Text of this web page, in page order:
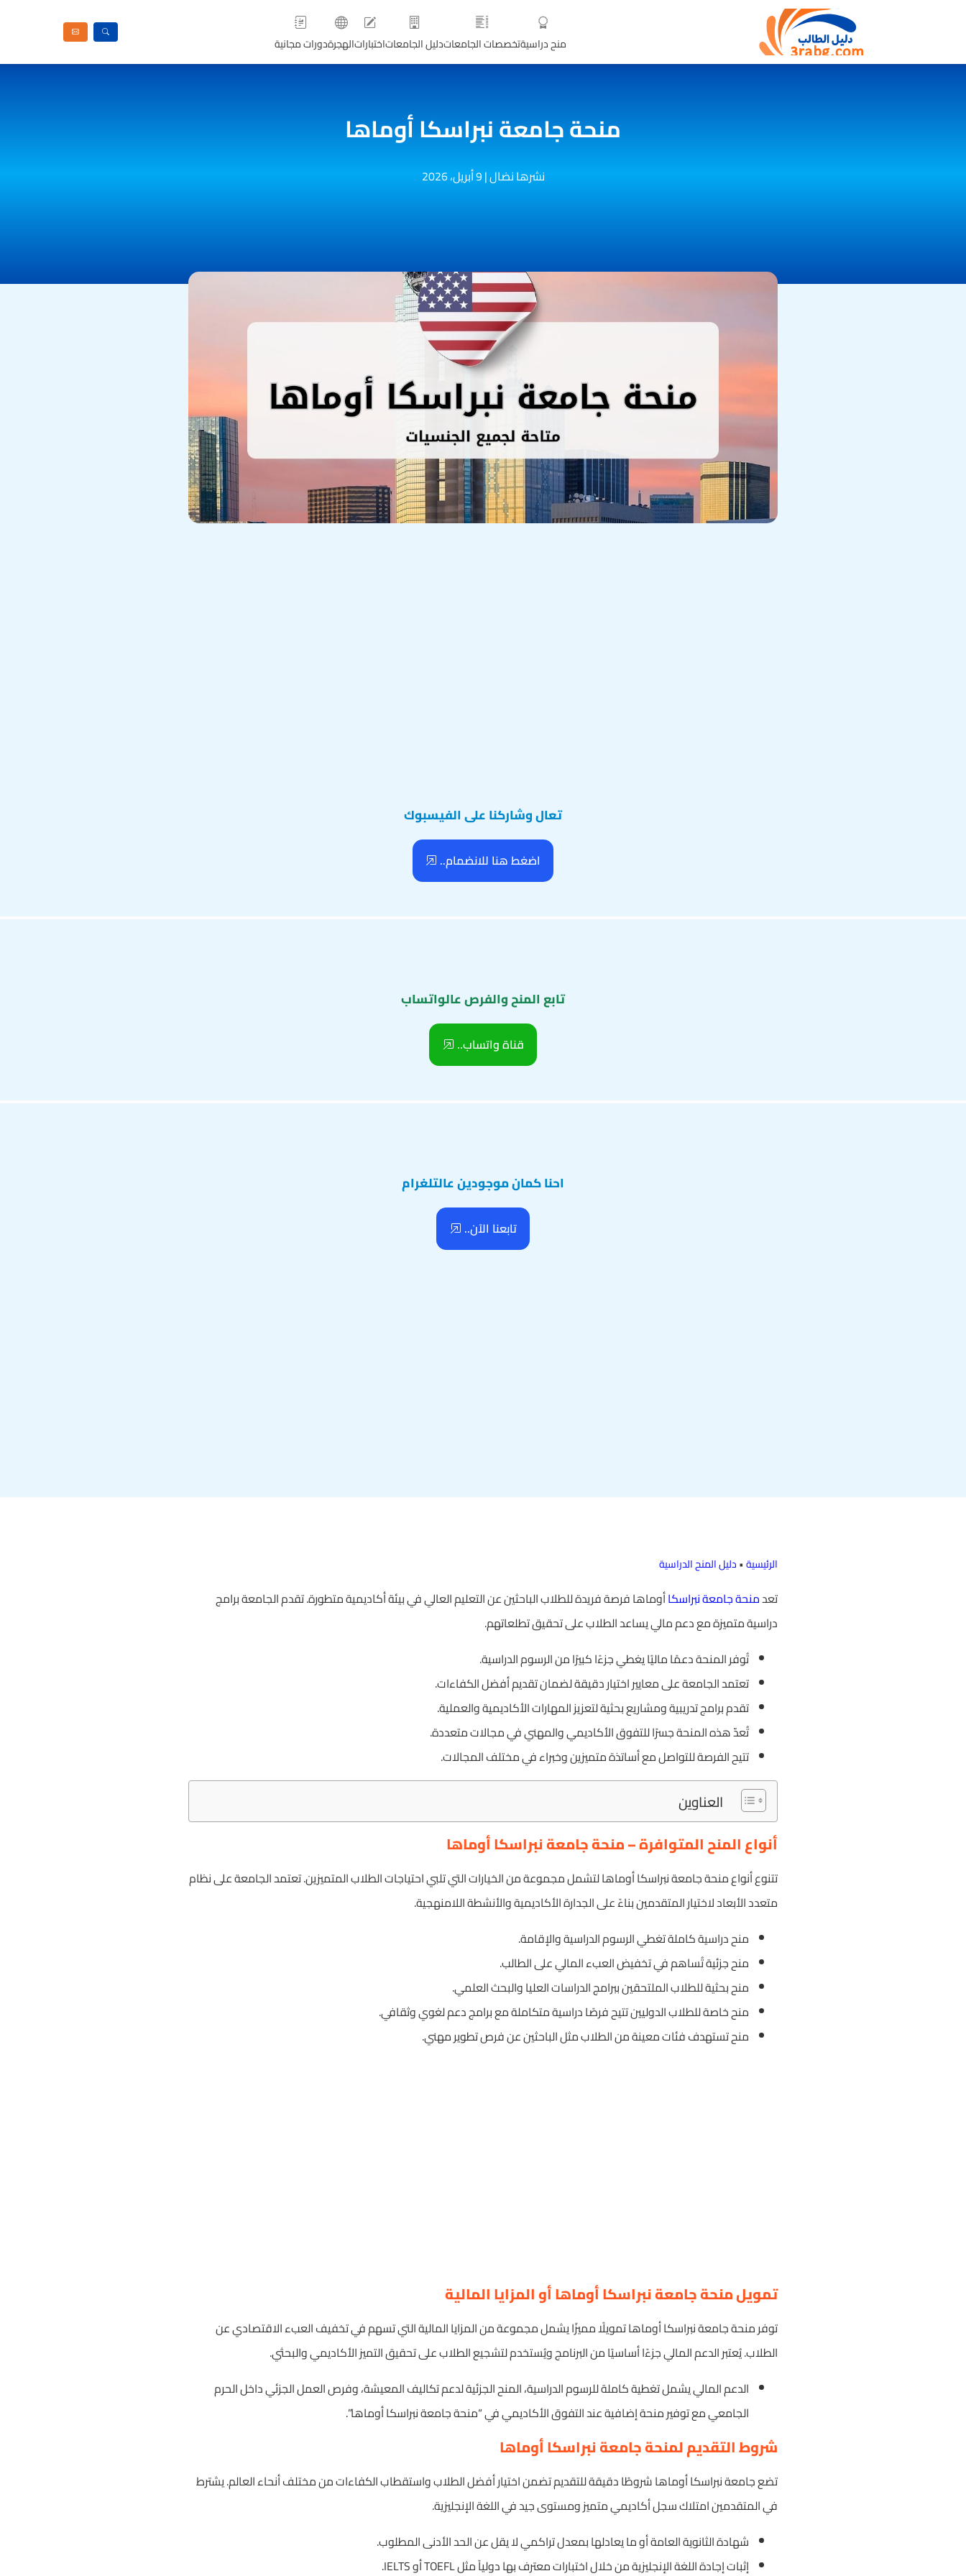
منح دراسيةتخصصات الجامعاتدليل الجامعاتاختباراتالهجرةدورات مجانية
منحة جامعة نبراسكا أوماها
نشرها نضال|9 أبريل، 2026
تعال وشاركنا على الفيسبوك
اضغط هنا للانضمام..
تابع المنح والفرص عالواتساب
قناة واتساب..
احنا كمان موجودين عالتلغرام
تابعنا الآن..
الرئيسية•دليل المنح الدراسية
تعدمنحة جامعة نبراسكاأوماها فرصة فريدة للطلاب الباحثين عن التعليم العالي في بيئة أكاديمية متطورة. تقدم الجامعة برامج
دراسية متميزة مع دعم مالي يساعد الطلاب على تحقيق تطلعاتهم.
تُوفر المنحة دعمًا ماليًا يغطي جزءًا كبيرًا من الرسوم الدراسية.
تعتمد الجامعة على معايير اختيار دقيقة لضمان تقديم أفضل الكفاءات.
تقدم برامج تدريبية ومشاريع بحثية لتعزيز المهارات الأكاديمية والعملية.
تُعدّ هذه المنحة جسرًا للتفوق الأكاديمي والمهني في مجالات متعددة.
تتيح الفرصة للتواصل مع أساتذة متميزين وخبراء في مختلف المجالات.
العناوين
أنواع المنح المتوافرة – منحة جامعة نبراسكا أوماها
تتنوع أنواع منحة جامعة نبراسكا أوماها لتشمل مجموعة من الخيارات التي تلبي احتياجات الطلاب المتميزين. تعتمد الجامعة على نظام
متعدد الأبعاد لاختيار المتقدمين بناءً على الجدارة الأكاديمية والأنشطة اللامنهجية.
منح دراسية كاملة تغطي الرسوم الدراسية والإقامة.
منح جزئية تُساهم في تخفيض العبء المالي على الطالب.
منح بحثية للطلاب الملتحقين ببرامج الدراسات العليا والبحث العلمي.
منح خاصة للطلاب الدوليين تتيح فرصًا دراسية متكاملة مع برامج دعم لغوي وثقافي.
منح تستهدف فئات معينة من الطلاب مثل الباحثين عن فرص تطوير مهني.
تمويل منحة جامعة نبراسكا أوماها أو المزايا المالية
توفر منحة جامعة نبراسكا أوماها تمويلًا مميزًا يشمل مجموعة من المزايا المالية التي تسهم في تخفيف العبء الاقتصادي عن
الطلاب. يُعتبر الدعم المالي جزءًا أساسيًا من البرنامج ويُستخدم لتشجيع الطلاب على تحقيق التميز الأكاديمي والبحثي.
الدعم المالي يشمل تغطية كاملة للرسوم الدراسية، المنح الجزئية لدعم تكاليف المعيشة، وفرص العمل الجزئي داخل الحرم
الجامعي مع توفير منحة إضافية عند التفوق الأكاديمي في “منحة جامعة نبراسكا أوماها”.
شروط التقديم لمنحة جامعة نبراسكا أوماها
تضع جامعة نبراسكا أوماها شروطًا دقيقة للتقديم تضمن اختيار أفضل الطلاب واستقطاب الكفاءات من مختلف أنحاء العالم. يشترط
في المتقدمين امتلاك سجل أكاديمي متميز ومستوى جيد في اللغة الإنجليزية.
شهادة الثانوية العامة أو ما يعادلها بمعدل تراكمي لا يقل عن الحد الأدنى المطلوب.
إثبات إجادة اللغة الإنجليزية من خلال اختبارات معترف بها دولياً مثل TOEFL أو IELTS.